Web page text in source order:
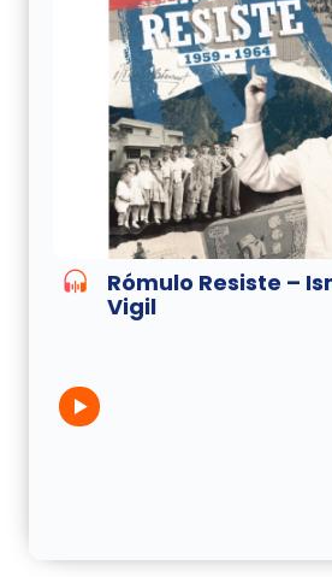
Rómulo Resiste –
Vigil